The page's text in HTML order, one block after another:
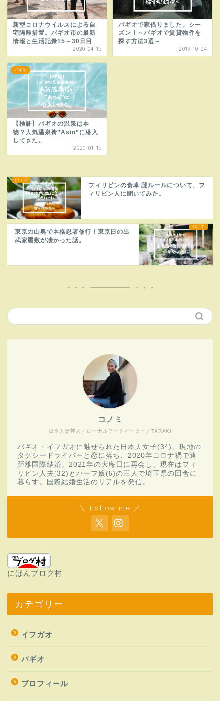
新型コロナウイルスによる自
宅隔離措置。バギオ市の最新
情報と生活記録15～30日目
2020-04-15
バギオで家借りました。シー
ズンⅠ～バギオで賃貸物件を
探す方法3選～
2019-10-24
バギオ
【検証】バギオの温泉は本
物？人気温泉街”Asin”に潜入
してきた。
2020-01-15
フィリピンの食卓 謎ルールについて、フ
ィリピン人に聞いてみた。
東京の山奥で本格忍者修行！東京日の出
武家屋敷が凄かった話。
日本人妻芸人／ローカルフードイーター／TARAKI
コノミ
バギオ・イフガオに魅せられた日本人女子(34)。現地の
タクシードライバーと恋に落ち、2020年コロナ禍で遠
距離国際結婚。2021年の大晦日に再会し、現在はフィ
リピン人夫(32)とハーフ娘(5)の三人で埼玉県の田舎に
暮らす。国際結婚生活のリアルを発信。
＼ Follow me ／
にほんブログ村
カテゴリー
イフガオ
バギオ
プロフィール